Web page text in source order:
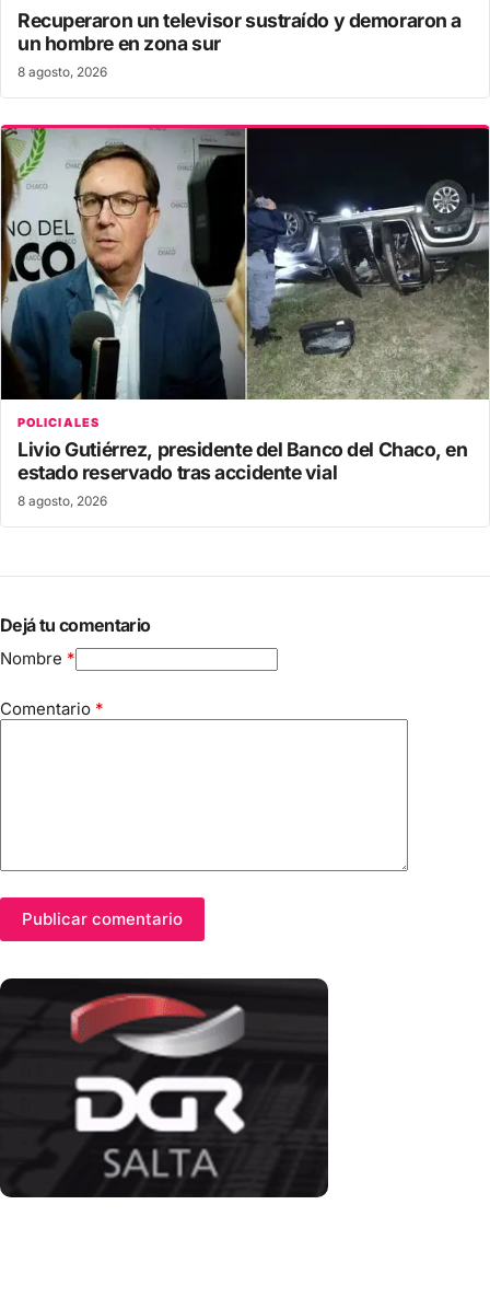
Recuperaron un televisor sustraído y demoraron a
un hombre en zona sur
8 agosto, 2026
POLICIALES
Livio Gutiérrez, presidente del Banco del Chaco, en
estado reservado tras accidente vial
8 agosto, 2026
Dejá tu comentario
Nombre *
Comentario *
Publicar comentario